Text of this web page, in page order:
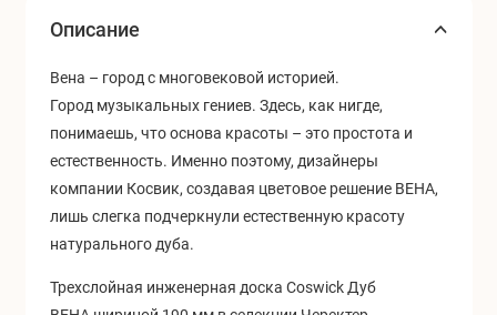
Описание
Вена – город с многовековой историей.
Город музыкальных гениев. Здесь, как нигде,
понимаешь, что основа красоты – это простота и
естественность. Именно поэтому, дизайнеры
компании Косвик, создавая цветовое решение ВЕНА,
лишь слегка подчеркнули естественную красоту
натурального дуба.
Трехслойная инженерная доска Coswick Дуб